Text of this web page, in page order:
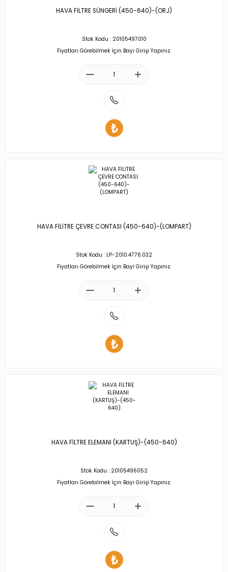
HAVA FİLTRE SÜNGERİ (450-640)-(ORJ)
Stok Kodu : 20105497010
Fiyatları Görebilmek İçin Bayi Girişi Yapınız.
HAVA FİLİTRE ÇEVRE CONTASI (450-640)-(LOMPART)
Stok Kodu : LP-2010.4776.032
Fiyatları Görebilmek İçin Bayi Girişi Yapınız.
HAVA FİLTRE ELEMANI (KARTUŞ)-(450-640)
Stok Kodu : 20105496052
Fiyatları Görebilmek İçin Bayi Girişi Yapınız.